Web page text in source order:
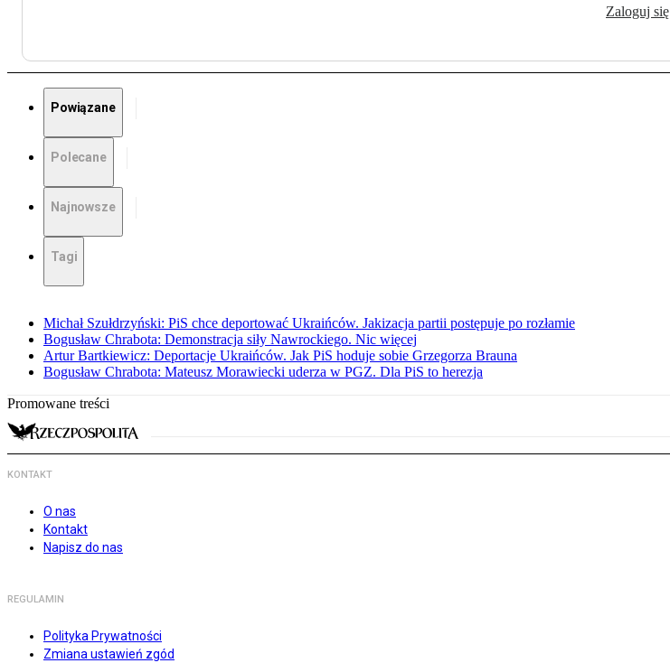
Zaloguj się
Powiązane
Polecane
Najnowsze
Tagi
Michał Szułdrzyński: PiS chce deportować Ukraińców. Jakizacja partii postępuje po rozłamie
Bogusław Chrabota: Demonstracja siły Nawrockiego. Nic więcej
Artur Bartkiewicz: Deportacje Ukraińców. Jak PiS hoduje sobie Grzegorza Brauna
Bogusław Chrabota: Mateusz Morawiecki uderza w PGZ. Dla PiS to herezja
Promowane treści
KONTAKT
O nas
Kontakt
Napisz do nas
REGULAMIN
Polityka Prywatności
Zmiana ustawień zgód